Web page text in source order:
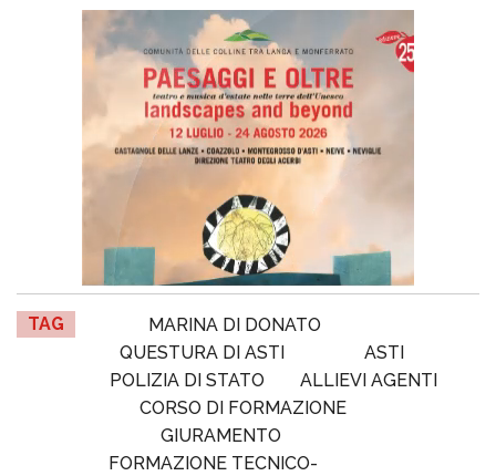
TAG
MARINA DI DONATO
QUESTURA DI ASTI
ASTI
POLIZIA DI STATO
ALLIEVI AGENTI
CORSO DI FORMAZIONE
GIURAMENTO
FORMAZIONE TECNICO-